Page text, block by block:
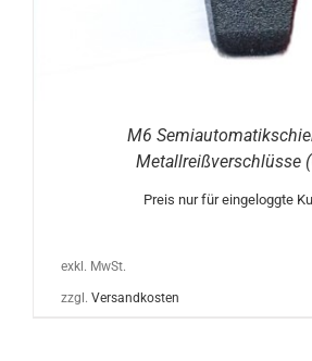
M6
Metallreißverschlüsse
Preis nur für eingeloggte
exkl. MwSt.
zzgl. Versandkosten